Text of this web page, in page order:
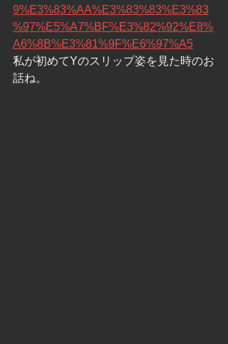
9%E3%83%AA%E3%83%83%E3%83
%97%E5%A7%BF%E3%82%92%E8%
A6%8B%E3%81%9F%E6%97%A5
私が初めてYのスリップ姿を見た時のお
話ね。